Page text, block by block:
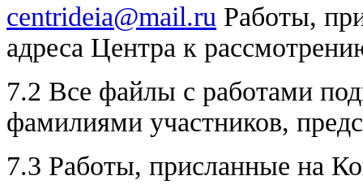
centrideia@mail.ru Работы,
адреса Центра к
7.2 Все файлы с работами
фамилиями участников,
7.3 Работы, присланные на